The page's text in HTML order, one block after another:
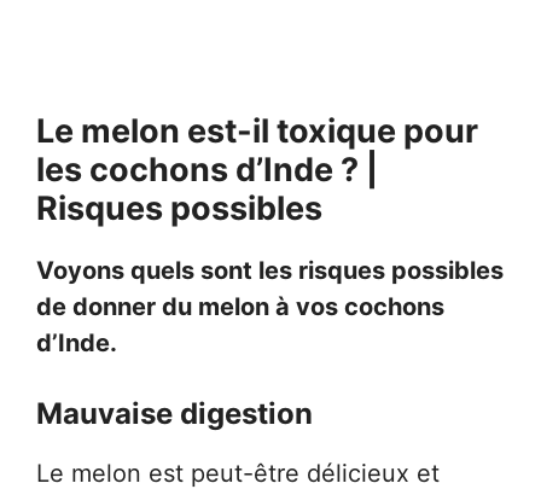
Le melon est-il toxique pour
les cochons d’Inde ? |
Risques possibles
Voyons quels sont les risques possibles
de donner du melon à vos cochons
d’Inde.
Mauvaise digestion
Le melon est peut-être délicieux et